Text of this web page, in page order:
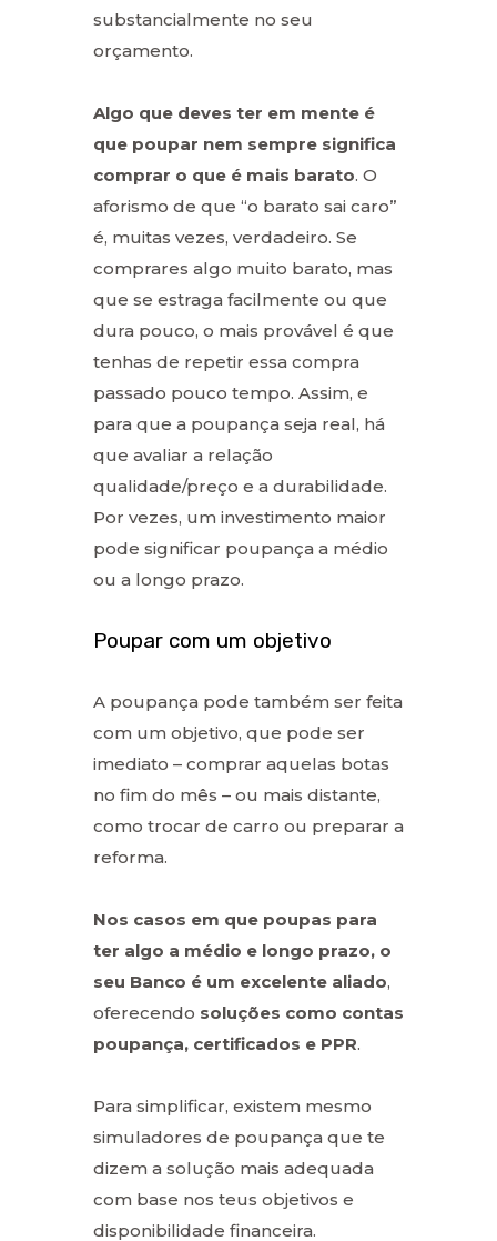
substancialmente no seu
orçamento.
Algo que deves ter em mente é
que poupar nem sempre significa
comprar o que é mais barato. O
aforismo de que “o barato sai caro”
é, muitas vezes, verdadeiro. Se
comprares algo muito barato, mas
que se estraga facilmente ou que
dura pouco, o mais provável é que
tenhas de repetir essa compra
passado pouco tempo. Assim, e
para que a poupança seja real, há
que avaliar a relação
qualidade/preço e a durabilidade.
Por vezes, um investimento maior
pode significar poupança a médio
ou a longo prazo.
Poupar com um objetivo
A poupança pode também ser feita
com um objetivo, que pode ser
imediato – comprar aquelas botas
no fim do mês – ou mais distante,
como trocar de carro ou preparar a
reforma.
Nos casos em que poupas para
ter algo a médio e longo prazo, o
seu Banco é um excelente aliado,
oferecendo soluções como contas
poupança, certificados e PPR.
Para simplificar, existem mesmo
simuladores de poupança que te
dizem a solução mais adequada
com base nos teus objetivos e
disponibilidade financeira.